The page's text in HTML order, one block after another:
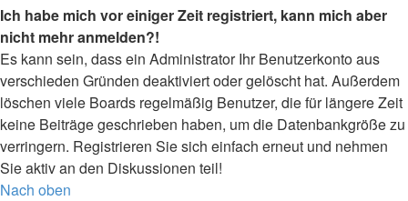
Ich habe mich vor einiger Zeit registriert, kann mich aber
nicht mehr anmelden?!
Es kann sein, dass ein Administrator Ihr Benutzerkonto aus
verschieden Gründen deaktiviert oder gelöscht hat. Außerdem
löschen viele Boards regelmäßig Benutzer, die für längere Zeit
keine Beiträge geschrieben haben, um die Datenbankgröße zu
verringern. Registrieren Sie sich einfach erneut und nehmen
Sie aktiv an den Diskussionen teil!
Nach oben